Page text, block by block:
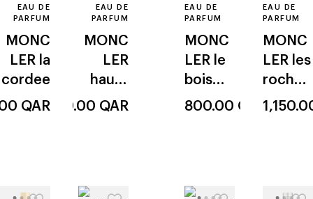
EAU DE
PARFUM
MONC
LER la
cordee
QAR
EAU DE
PARFUM
MONC
LER
haute
monta
800.00 QAR
EAU DE
PARFUM
MONC
LER le
bois
glacé
800.00 QAR
EAU DE
PARFUM
MONC
LER les
roches
noires